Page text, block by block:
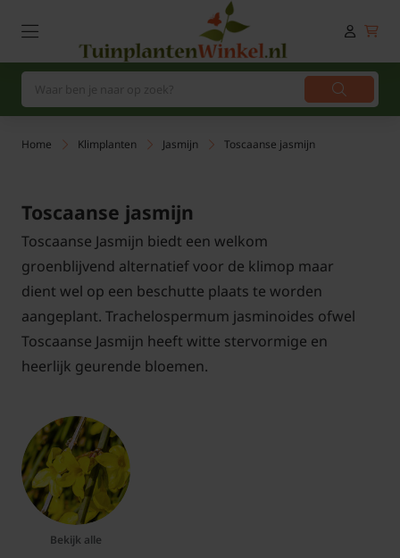
Home Klimplanten Jasmijn Toscaanse jasmijn
Toscaanse jasmijn
Toscaanse Jasmijn biedt een welkom
groenblijvend alternatief voor de klimop maar
dient wel op een beschutte plaats te worden
aangeplant. Trachelospermum jasminoides ofwel
Toscaanse Jasmijn heeft witte stervormige en
heerlijk geurende bloemen.
Bekijk alle